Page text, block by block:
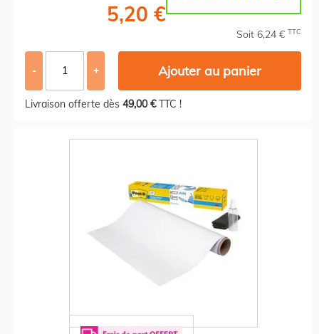
5,20 €
Soit 6,24 € TTC
- + Ajouter au panier
Livraison offerte dès 49,00 €TTC !